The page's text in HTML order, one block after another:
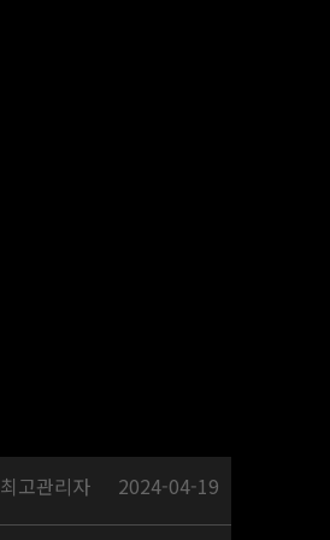
최고관리자 2024-04-19